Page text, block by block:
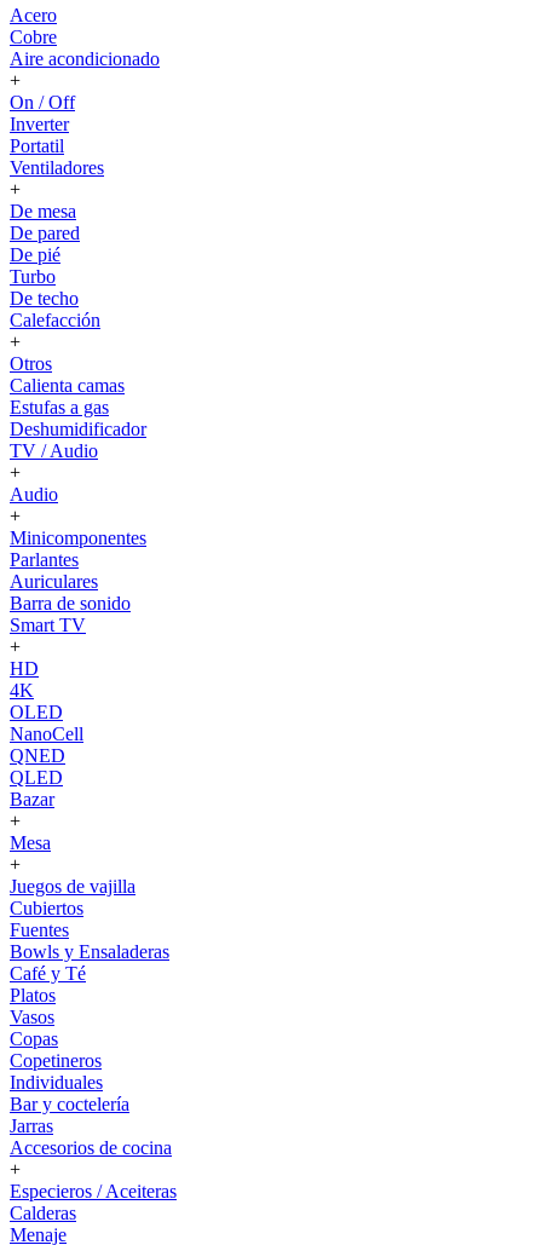
Acero
Cobre
Aire acondicionado
+
On / Off
Inverter
Portatil
Ventiladores
+
De mesa
De pared
De pié
Turbo
De techo
Calefacción
+
Otros
Calienta camas
Estufas a gas
Deshumidificador
TV / Audio
+
Audio
+
Minicomponentes
Parlantes
Auriculares
Barra de sonido
Smart TV
+
HD
4K
OLED
NanoCell
QNED
QLED
Bazar
+
Mesa
+
Juegos de vajilla
Cubiertos
Fuentes
Bowls y Ensaladeras
Café y Té
Platos
Vasos
Copas
Copetineros
Individuales
Bar y coctelería
Jarras
Accesorios de cocina
+
Especieros / Aceiteras
Calderas
Menaje